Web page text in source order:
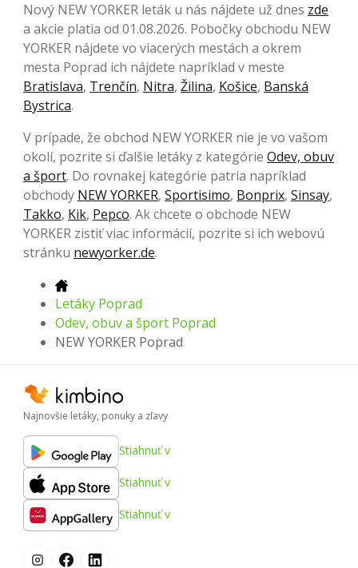
Nový NEW YORKER leták u nás nájdete už dnes zde
a akcie platia od 01.08.2026. Pobočky obchodu NEW
YORKER nájdete vo viacerých mestách a okrem
mesta Poprad ich nájdete napríklad v meste
Bratislava, Trenčín, Nitra, Žilina, Košice, Banská
Bystrica.
V prípade, že obchod NEW YORKER nie je vo vašom
okolí, pozrite si ďalšie letáky z kategórie Odev, obuv
a šport. Do rovnakej kategórie patria napríklad
obchody NEW YORKER, Sportisimo, Bonprix, Sinsay,
Takko, Kik, Pepco. Ak chcete o obchode NEW
YORKER zistiť viac informácií, pozrite si ich webovú
stránku newyorker.de.
Letáky Poprad
Odev, obuv a šport Poprad
NEW YORKER Poprad
Najnovšie letáky, ponuky a zľavy
Stiahnuť v
Stiahnuť v
Stiahnuť v